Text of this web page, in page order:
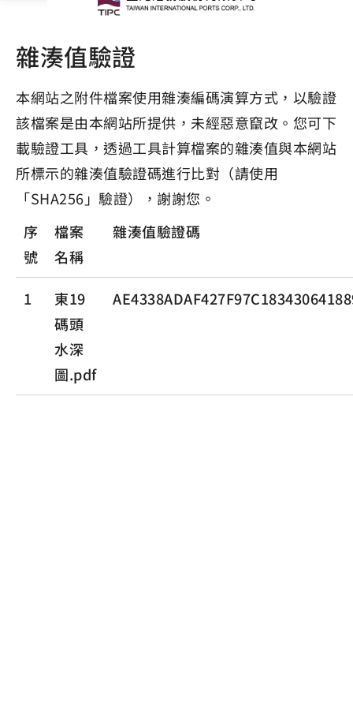
雜湊值驗證
本網站之附件檔案使用雜湊編碼演算方式，以驗證
該檔案是由本網站所提供，未經惡意竄改。您可下
載驗證工具，透過工具計算檔案的雜湊值與本網站
所標示的雜湊值驗證碼進行比對（請使用
「SHA256」驗證），謝謝您。
序
號
檔案
名稱
雜湊值驗證碼
1
東19
碼頭
水深
圖.pdf